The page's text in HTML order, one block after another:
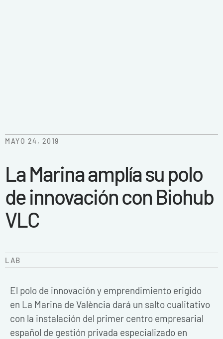
MAYO 24, 2019
La Marina amplía su polo
de innovación con Biohub
VLC
LAB
El polo de innovación y emprendimiento erigido
en La Marina de València dará un salto cualitativo
con la instalación del primer centro empresarial
español de gestión privada especializado en